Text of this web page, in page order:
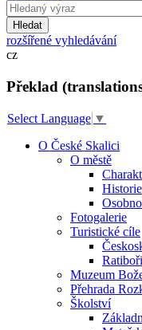
Hledat
rozšířené vyhledávání
cz
Překlad
Select Language ▼
O České Skalici
O městě
Historie
Fotogalerie
Turistické cíle
Muzeum
Přehrada
Školství